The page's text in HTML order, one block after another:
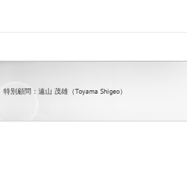
特別顧問：遠山 茂雄（Toyama Shigeo）